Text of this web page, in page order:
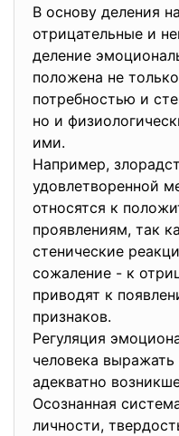
В основу деления
отрицательные и
деление
положена не
потребностью и
но и
ими.
Например,
удовлетворенной
относятся к
проявлениям, так
стенические
сожаление - к
приводят к
признаков.
Регуляция
человека
адекватно
Осознанная
личности,